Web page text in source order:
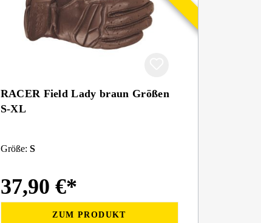
RACER Field Lady braun Größen
S-XL
Größe: S
37,90 €*
ZUM PRODUKT